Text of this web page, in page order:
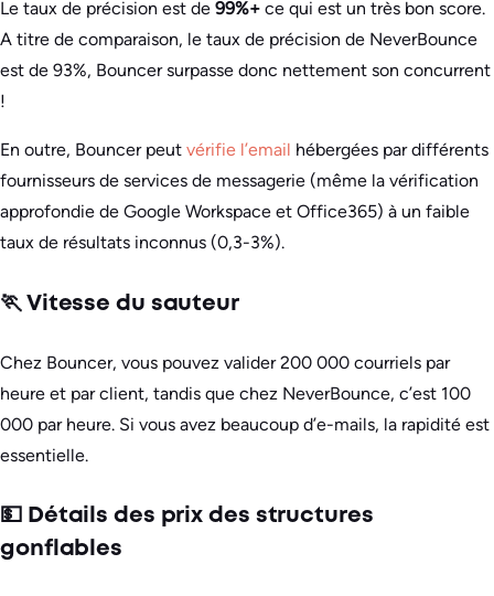
Le taux de précision est de 99%+ ce qui est un très bon score.
A titre de comparaison, le taux de précision de NeverBounce
est de 93%, Bouncer surpasse donc nettement son concurrent
!
En outre, Bouncer peut vérifie l’email hébergées par différents
fournisseurs de services de messagerie (même la vérification
approfondie de Google Workspace et Office365) à un faible
taux de résultats inconnus (0,3-3%).
🏃 Vitesse du sauteur
Chez Bouncer, vous pouvez valider 200 000 courriels par
heure et par client, tandis que chez NeverBounce, c’est 100
000 par heure. Si vous avez beaucoup d’e-mails, la rapidité est
essentielle.
💵 Détails des prix des structures
gonflables